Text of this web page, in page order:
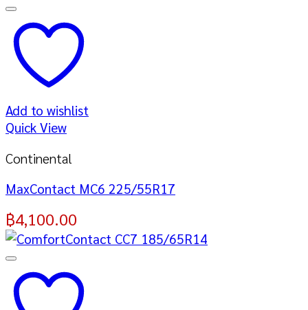
Add to wishlist
Quick View
Continental
MaxContact MC6 225/55R17
฿4,100.00